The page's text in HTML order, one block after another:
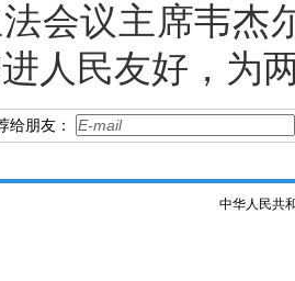
会议主席韦杰
人民友好，为
给朋友：
中华人民共